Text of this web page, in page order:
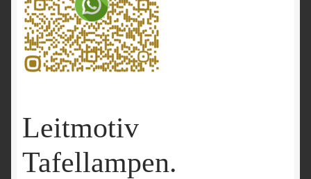
Leitmotiv
Tafellampen.